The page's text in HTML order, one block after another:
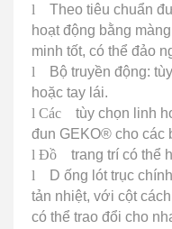
l
Theo tiêu chuẩn
hoạt động bằng
minh tốt, có thể đảo
l
Bộ truyền động:
hoặc tay lái.
l Các
tùy chọn linh
đun GEKO® cho các
l Đồ
trang trí có thể
l
D ống lót trục
tản nhiệt, với cột
có thể trao đổi cho